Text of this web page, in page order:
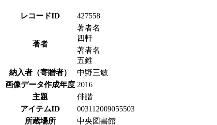
レコードID 427558
著者
著者名
四軒
著者名
五錐
納入者（寄贈者）
中野三敏
画像データ作成年度 2016
主題
俳諧
アイテムID
003112009055503
所蔵場所
中央図書館